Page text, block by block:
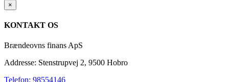
Close
product
view
×
KONTAKT OS
Brændeovns finans ApS
Addresse: Stenstrupvej 2, 9500 Hobro
Telefon: 98554146